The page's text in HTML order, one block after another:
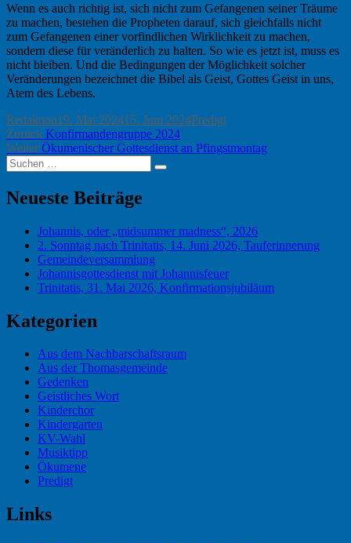
Wenn es auch richtig ist, sich nicht zum Gefangenen seiner Träume
zu machen, bestehen die Propheten darauf, sich gleichfalls nicht
zum Gefangenen einer vorfindlichen Wirklichkeit zu machen,
sondern diese für veränderlich zu halten. So wie es jetzt ist, muss es
nicht bleiben. Und die Bedingungen der Möglichkeit solcher
Veränderungen bezeichnet die Bibel als Geist, Gottes Geist in uns,
Atem des Lebens.
Autor
RedaktionVeröffentlicht
am
19. Mai 202415. Juni 2024Kategorien
Predigt
Beitragsnavigation
Zurück Vorheriger
Beitrag:
Konfirmandengruppe 2024
Weiter Nächster
Beitrag:
Ökumenischer Gottesdienst an Pfingstmontag
Suchen
nach:
Suchen
Neueste Beiträge
Johannis, oder „midsummer madness“, 2026
2. Sonntag nach Trinitatis, 14. Juni 2026, Tauferinnerung
Gemeindeversammlung
Johannisgottesdienst mit Johannisfeuer
Trinitatis, 31. Mai 2026, Konfirmationsjubiläum
Kategorien
Aus dem Nachbarschaftsraum
Aus der Thomasgemeinde
Gedenken
Geistliches Wort
Kinderchor
Kindergarten
KV-Wahl
Musiktipp
Ökumene
Predigt
Links